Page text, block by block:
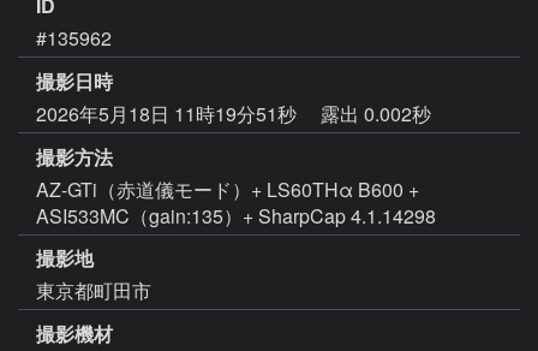
#135962
撮影日時
2026年5月18日 11時19分51秒
露出 0.002秒
撮影方法
AZ-GTi（赤道儀モード）+ LS60THα B600 +
ASI533MC（gain:135）+ SharpCap 4.1.14298
撮影地
東京都町田市
撮影機材